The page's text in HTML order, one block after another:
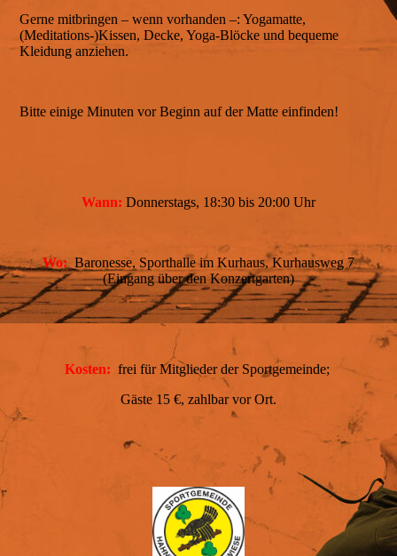
Gerne mitbringen – wenn vorhanden –: Yogamatte,
(Meditations-)Kissen, Decke, Yoga-Blöcke und bequeme
Kleidung anziehen.
Bitte einige Minuten vor Beginn auf der Matte einfinden!
Wann: Donnerstags, 18:30 bis 20:00 Uhr
Wo: Baronesse, Sporthalle im Kurhaus, Kurhausweg 7
(Eingang über den Konzertgarten)
Kosten: frei für Mitglieder der Sportgemeinde;
Gäste 15 €, zahlbar vor Ort.